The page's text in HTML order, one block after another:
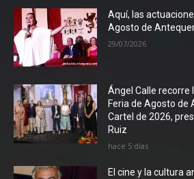
Aquí, las
Agosto de
29/07/2026
Ángel Calle recorre
Feria de Agosto de
Cartel de 2026,
Ruiz
hace 5 días
El cine y la cultura